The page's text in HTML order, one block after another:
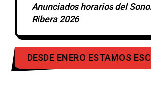
Anunciados horarios del
Ribera 2026
DESDE ENERO ESTAMOS